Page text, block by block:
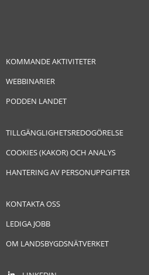
KOMMANDE AKTIVITETER
WEBBINARIER
PODDEN LANDET
TILLGÄNGLIGHETSREDOGÖRELSE
COOKIES (KAKOR) OCH ANALYS
HANTERING AV PERSONUPPGIFTER
KONTAKTA OSS
LEDIGA JOBB
OM LANDSBYGDSNÄTVERKET